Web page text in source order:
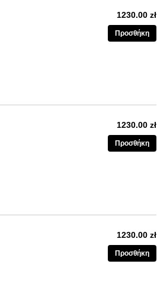
1230.00 zł
Προσθήκη
1230.00 zł
Προσθήκη
1230.00 zł
Προσθήκη